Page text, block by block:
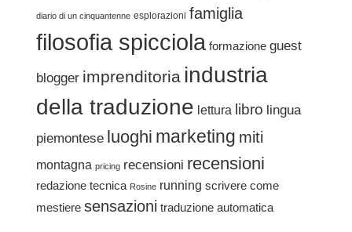
diario di un cinquantenne esplorazioni famiglia
filosofia spicciola formazione guest
blogger imprenditoria industria
della traduzione lettura libro lingua
piemontese luoghi marketing miti
montagna pricing recensioni recensioni
redazione tecnica Rosine running scrivere come
mestiere sensazioni traduzione automatica